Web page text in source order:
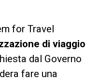
for Travel
di viaggio
dal Governo
fare una